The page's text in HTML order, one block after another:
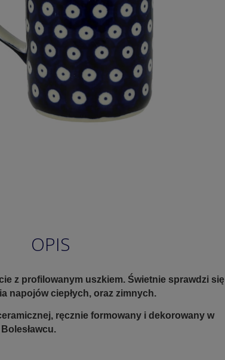
OPIS
z profilowanym uszkiem. Świetnie sprawdzi się
napojów ciepłych, oraz zimnych.
ręcznie formowany i dekorowany w